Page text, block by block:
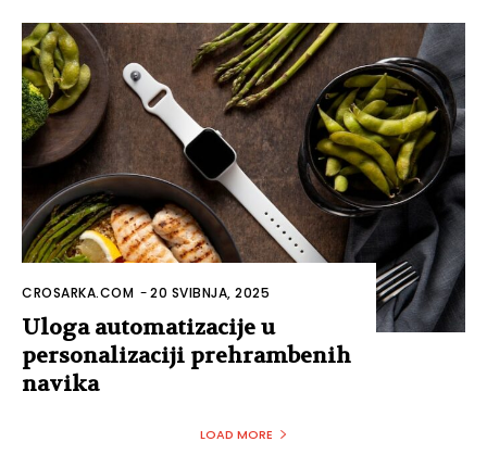
CROSARKA.COM -20 SVIBNJA, 2025
Uloga automatizacije u
personalizaciji prehrambenih
navika
LOAD MORE